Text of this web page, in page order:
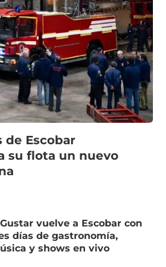
de Escobar
su flota un nuevo
vuelve a Escobar con
días de gastronomía,
y shows en vivo